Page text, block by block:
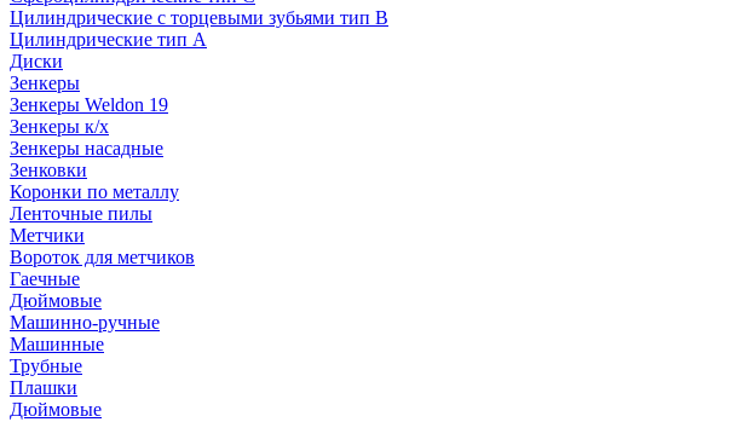
Цилиндрические с торцевыми зубьями тип B
Цилиндрические тип А
Диски
Зенкеры
Зенкеры Weldon 19
Зенкеры к/х
Зенкеры насадные
Зенковки
Коронки по металлу
Ленточные пилы
Метчики
Вороток для метчиков
Гаечные
Дюймовые
Машинно-ручные
Машинные
Трубные
Плашки
Дюймовые